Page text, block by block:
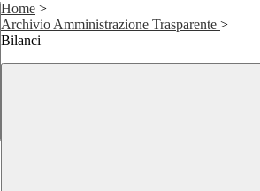
Home >
Archivio Amministrazione Trasparente >
Bilanci